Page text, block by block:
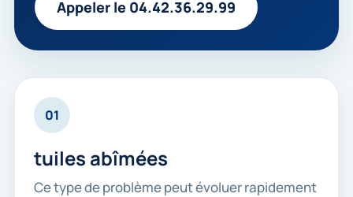
Appeler le 04.42.36.29.99
01
tuiles abîmées
Ce type de problème peut évoluer rapidement